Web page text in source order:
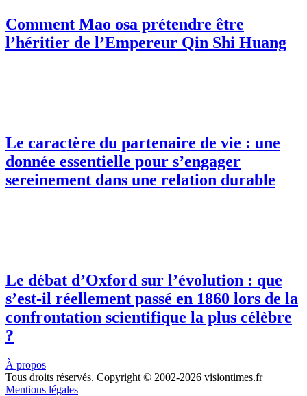
Comment Mao osa prétendre être
l’héritier de l’Empereur Qin Shi Huang
Le caractère du partenaire de vie : une
donnée essentielle pour s’engager
sereinement dans une relation durable
Le débat d’Oxford sur l’évolution : que
s’est-il réellement passé en 1860 lors de la
confrontation scientifique la plus célèbre
?
À propos
Tous droits réservés. Copyright © 2002-2026 visiontimes.fr
Mentions légales